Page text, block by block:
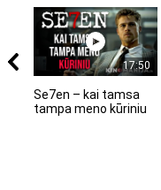
17:50
Se7en – kai tamsa
tampa meno kūriniu